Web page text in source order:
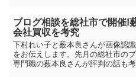
ブログ相談を総社市で開催!
会社買収を考究
下村れい子と薮本良さんが画像認
をお伝えします。先月の総社市の
専門職の薮本良さんが評判の話も考